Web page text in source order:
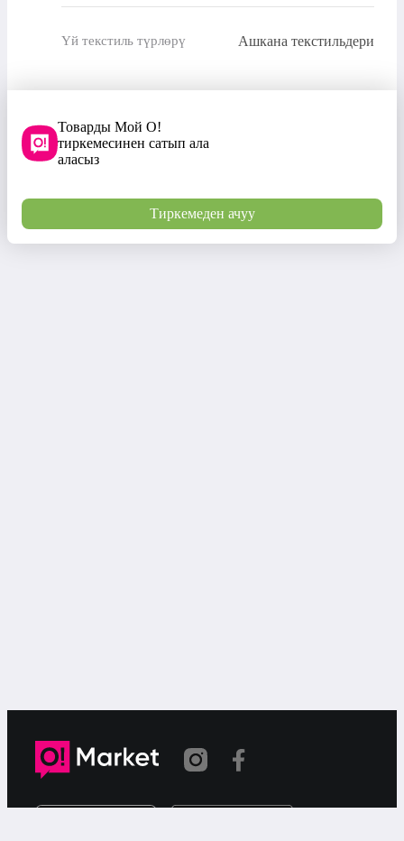
Үй текстиль түрлөрү Ашкана текстильдери
Товарды Мой О!
тиркемесинен сатып ала
аласыз
Тиркемеден ачуу